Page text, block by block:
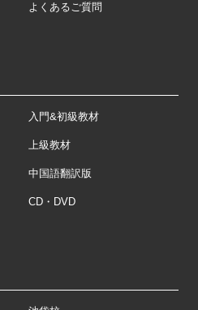
よくあるご質問
入門&初級教材
上級教材
中国語翻訳版
CD・DVD